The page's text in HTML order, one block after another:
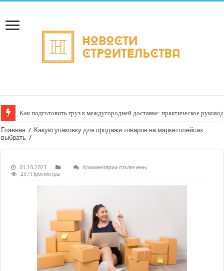
Как подготовить груз к междугородней доставке: практическое
Главная / Какую упаковку для продажи товаров на маркетплейсах
выбрать /
01.10.2023 Комментариикотключены
237 Просмотры